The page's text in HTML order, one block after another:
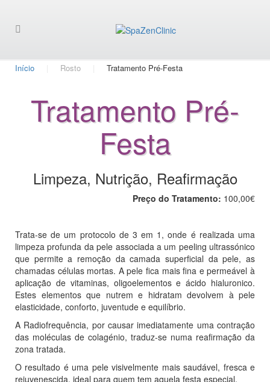
Início Rosto Tratamento Pré-Festa
Tratamento Pré-
Festa
Limpeza, Nutrição, Reafirmação
Preço do Tratamento: 100,00€
Trata-se de um protocolo de 3 em 1, onde é realizada uma
limpeza profunda da pele associada a um peeling ultrassónico
que permite a remoção da camada superficial da pele, as
chamadas células mortas. A pele fica mais fina e permeável à
aplicação de vitaminas, oligoelementos e ácido hialuronico.
Estes elementos que nutrem e hidratam devolvem à pele
elasticidade, conforto, juventude e equilíbrio.
A Radiofrequência, por causar imediatamente uma contração
das moléculas de colagénio, traduz-se numa reafirmação da
zona tratada.
O resultado é uma pele visivelmente mais saudável, fresca e
rejuvenescida, ideal para quem tem aquela festa especial.